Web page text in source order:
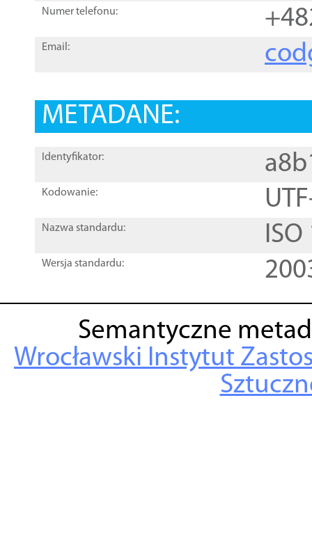
Numer telefonu:
Email:
METADANE:
Identyfikator:
Kodowanie:
Nazwa standardu:
Wersja standardu:
Semantyczne
Wrocławski Instytut